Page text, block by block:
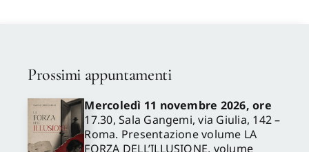
Prossimi appuntamenti
Mercoledì 11 novembre 2026, ore
17.30, Sala Gangemi, via Giulia, 142 –
Roma. Presentazione volume LA
FORZA DELL’ILLUSIONE, volume